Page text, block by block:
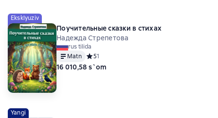
Eksklyuziv
Поучительные сказки в стихах
Надежда Стрепетова
rus tilida
Matn
Средний рейтинг 5 на основе 1 оценок
51
16 010,58 s`om
Yangi